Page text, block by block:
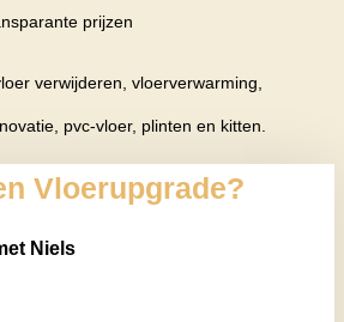
prijzen
verwijderen, vloerverwarming,
pvc-vloer, plinten en kitten.
Vloerupgrade?
Niels